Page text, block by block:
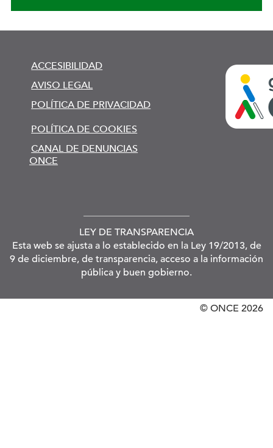
ACCESIBILIDAD
AVISO LEGAL
POLÍTICA DE PRIVACIDAD
POLÍTICA DE COOKIES
CANAL DE DENUNCIAS
ONCE
LEY DE TRANSPARENCIA
Esta web se ajusta a lo establecido en la Ley 19/2013, de
9 de diciembre, de transparencia, acceso a la información
pública y buen gobierno.
© ONCE 2026